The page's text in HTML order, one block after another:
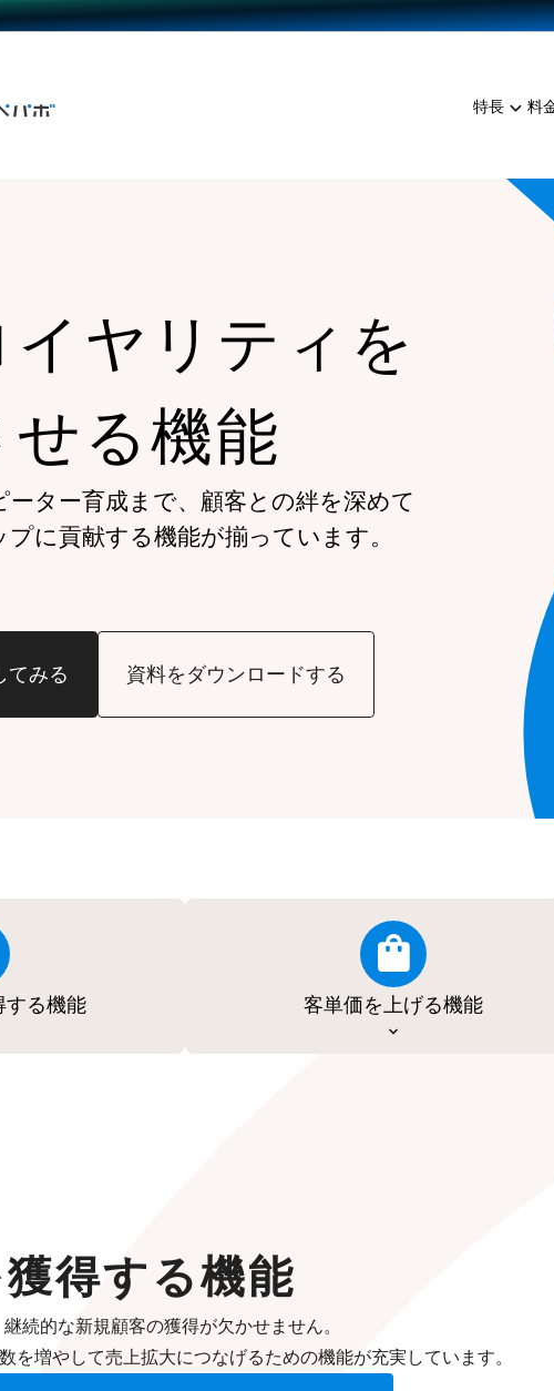
特長 料
WordPress導入
モバイルアプリ
複数店舗との連携
雑貨販売
料金シミュレ
コミュニティ
YouTubeチャン
イヤリティを
せる機能
ター育成まで、 顧客との絆を深めて
プに貢献する機能が揃っています。
てみる 資料をダウンロードする
する機能 客単価を上げる機能
得する機能
続的な新規顧客の獲得が欠かせません。
を増やして売上拡大につなげるための機能が充実しています。